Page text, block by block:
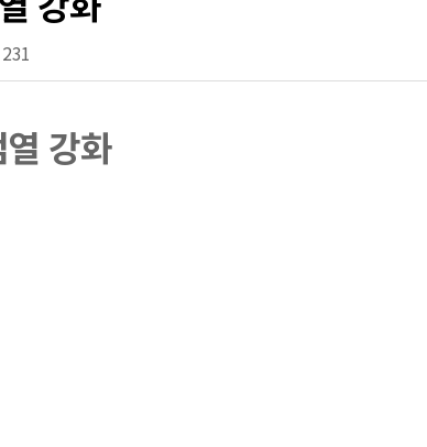
강화